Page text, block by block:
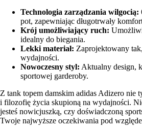
Technologia zarządzania wilgocią:
pot, zapewniając długotrwały
Krój umożliwiający ruch:
idealny do biegania.
Lekki materiał: Zaprojektowany
wydajności.
Nowoczesny styl: Aktualny design,
sportowej garderoby.
Z tank topem damskim adidas Adizero nie
i filozofię życia skupioną na wydajności.
jesteś nowicjuszką, czy doświadczoną
Twoje najwyższe oczekiwania pod